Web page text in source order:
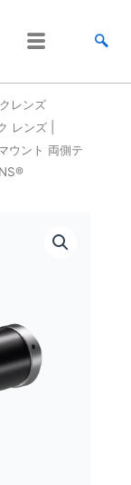
レンズ
レンズ |
ウント 両側テ